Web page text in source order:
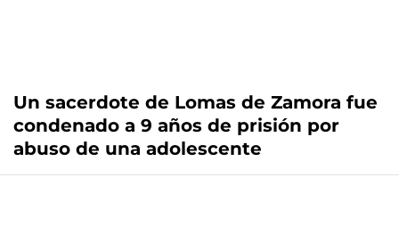
Un sacerdote de Lomas de Zamora fue
condenado a 9 años de prisión por
abuso de una adolescente